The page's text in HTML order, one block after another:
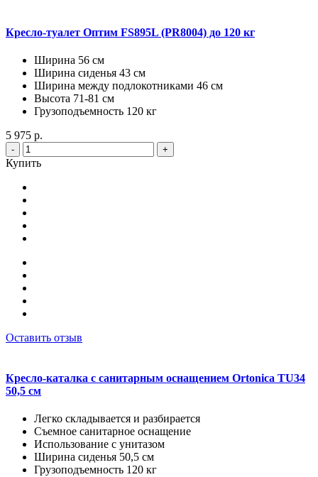
Кресло-туалет Оптим FS895L (PR8004) до 120 кг
Ширина 56 см
Ширина сиденья 43 см
Ширина между подлокотниками 46 см
Высота 71-81 см
Грузоподъемность 120 кг
5 975 р.
- +
Купить
Оставить отзыв
Кресло-каталка с санитарным оснащением Ortonica TU34
50,5 см
Легко складывается и разбирается
Съемное санитарное оснащение
Использование с унитазом
Ширина сиденья 50,5 см
Грузоподъемность 120 кг